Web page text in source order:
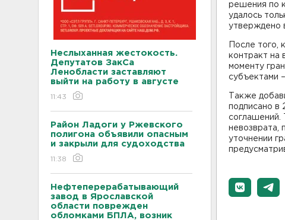
Неслыханная жестокость.
Депутатов ЗакСа
Ленобласти заставляют
выйти на работу в августе
11:43
Район Ладоги у Ржевского
полигона объявили опасным
и закрыли для судоходства
11:38
Нефтеперерабатывающий
завод в Ярославской
области поврежден
обломками БПЛА, возник
решения по
удалось
утверждено
После того,
контракт на
моменту
субъектами
Также
подписано в
соглашений.
невозврата,
уточнении